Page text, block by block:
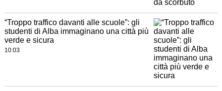
“Troppo traffico davanti alle scuole”: gli
studenti di Alba immaginano una città più
verde e sicura
10:03